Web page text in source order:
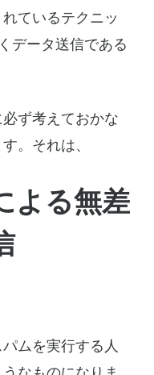
ているテクニッ
データ送信である
ず考えておかな
。それは、
よる無差
ムを実行する人